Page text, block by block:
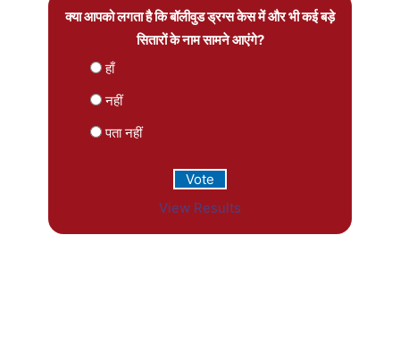
क्या आपको लगता है कि बॉलीवुड ड्रग्स केस में और भी कई बड़े
सितारों के नाम सामने आएंगे?
हाँ
नहीं
पता नहीं
View Results